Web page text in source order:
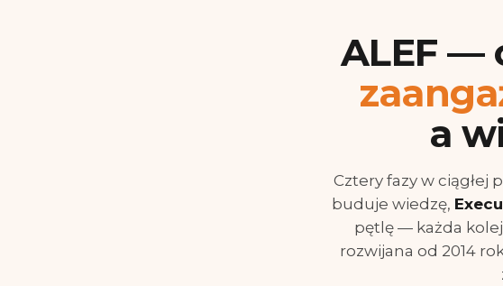
ALEF —
a
Cztery fazy w ciągłej
buduje wiedzę,
pętlę — każda
rozwijana od 2014